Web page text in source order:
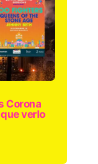
Corona
verlo